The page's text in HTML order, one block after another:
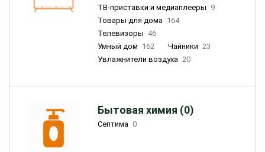
ТВ-приставки и медиаплееры 9
Товары для дома 164
Телевизоры 46
Умный дом 162 Чайники 23
Увлажнители воздуха 20
Бытовая химия (0)
Септима 0